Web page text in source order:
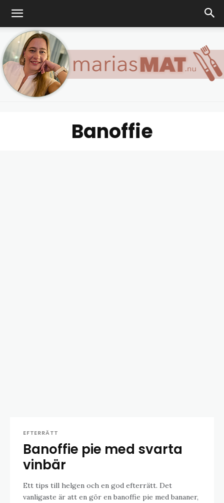
Marias
Banoffie
EFTERRÄTT
Banoffie pie med svarta
vinbär
Ett tips till helgen och en god efterrätt. Det
vanligaste är att en gör en banoffie pie med bananer,